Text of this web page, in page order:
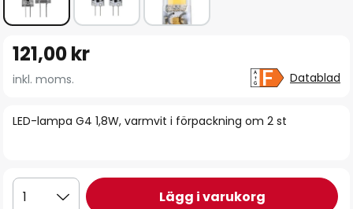
till
början
bildgalleriet
LED-lampa G4 1,8W, varmvit i förpackning om 2 st
121,00 kr
inkl. moms. Datablad
1 Lägg i varukorg